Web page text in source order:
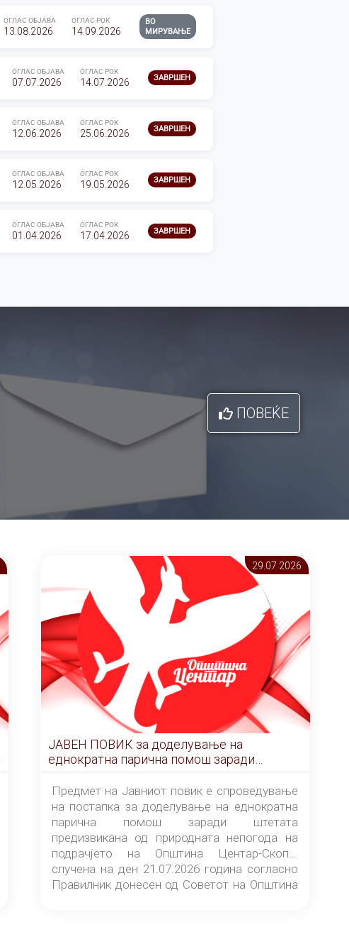
ОГЛАС ОБЈАВА
13.08.2026
ОГЛАС РОК
14.09.2026
ВО
МИРУВАЊЕ
ОГЛАС ОБЈАВА
07.07.2026
ОГЛАС РОК
14.07.2026 ЗАВРШЕН
ОГЛАС ОБЈАВА
12.06.2026
ОГЛАС РОК
25.06.2026 ЗАВРШЕН
ОГЛАС ОБЈАВА
12.05.2026
ОГЛАС РОК
19.05.2026 ЗАВРШЕН
ОГЛАС ОБЈАВА
01.04.2026
ОГЛАС РОК
17.04.2026 ЗАВРШЕН
ПОВЕЌЕ
29.07 2026
ЈАВЕН ПОВИК за доделување на
еднократна парична помош заради
штетата предизвикана од природната
непогода на подрачјето на Општина
Центар-Скопје случена на ден 21.07.2026
година
Предмет на Јавниот повик е спроведување
на постапка за доделување на еднократна
парична помош заради штетата
предизвикана од природната непогода на
подрачјето на Општина Центар-Скопје
случена на ден 21.07.2026 година согласно
Правилник донесен од Советот на Општина